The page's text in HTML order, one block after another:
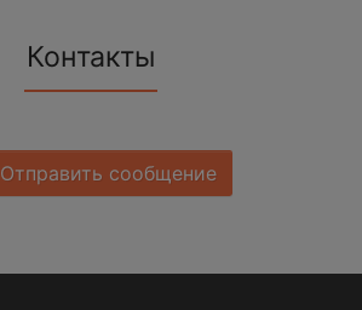
Контакты
Отправить сообщение